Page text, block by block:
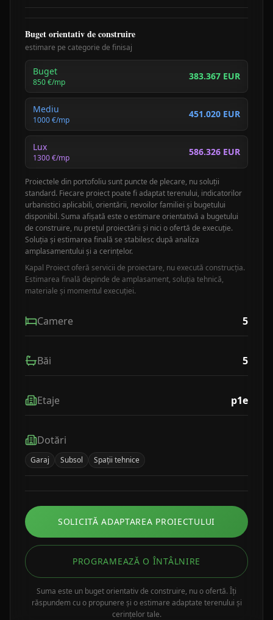
Buget orientativ de construire
estimare pe categorie de finisaj
Buget
850€/mp
383.367 EUR
Mediu
1000€/mp
451.020 EUR
Lux
1300€/mp
586.326 EUR
Proiectele din portofoliu sunt puncte de plecare, nu soluții
standard. Fiecare proiect poate fi adaptat terenului, indicatorilor
urbanistici aplicabili, orientării, nevoilor familiei și bugetului
disponibil. Suma afișată este o estimare orientativă a bugetului
de construire, nu prețul proiectării și nici o ofertă de execuție.
Soluția și estimarea finală se stabilesc după analiza
amplasamentului și a cerințelor.
Kapal Proiect oferă servicii de proiectare, nu execută construcția.
Estimarea finală depinde de amplasament, soluția tehnică,
materiale și momentul execuției.
Camere 5
Băi 5
Etaje p1e
Dotări
Garaj Subsol Spații tehnice
SOLICITĂ ADAPTAREA PROIECTULUI
PROGRAMEAZĂ O ÎNTÂLNIRE
Suma este un buget orientativ de construire, nu o ofertă. Îți
răspundem cu o propunere și o estimare adaptate terenului și
cerințelor tale.